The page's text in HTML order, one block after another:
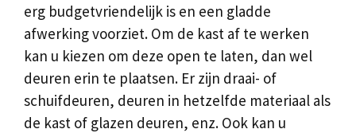
erg budgetvriendelijk is en een gladde
afwerking voorziet. Om de kast af te werken
kan u kiezen om deze open te laten, dan wel
deuren erin te plaatsen. Er zijn draai- of
schuifdeuren, deuren in hetzelfde materiaal als
de kast of glazen deuren, enz. Ook kan u